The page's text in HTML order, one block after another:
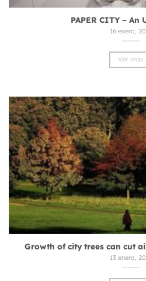
PAPER CITY – An
16 enero,
Ver más
Growth of city trees can cut
13 enero,